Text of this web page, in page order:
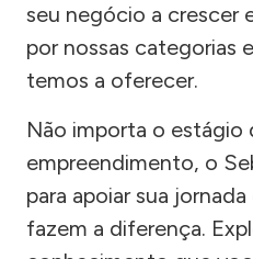
seu negócio a crescer
por nossas categorias
temos a oferecer.
Não importa o estágio
empreendimento, o
para apoiar sua
fazem a diferença.